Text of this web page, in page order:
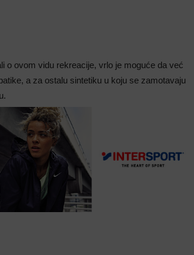
o ovom vidu rekreacije, vrlo je moguće da već
a za ostalu sintetiku u koju se zamotavaju